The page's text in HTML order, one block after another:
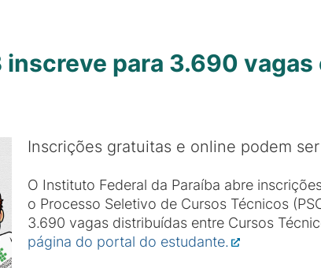
inscreve para 3.690
Inscrições gratuitas e online podem
O Instituto Federal da Paraíba abre
o Processo Seletivo de Cursos Técnicos
3.690 vagas distribuídas entre Cursos
página do portal do estudante.